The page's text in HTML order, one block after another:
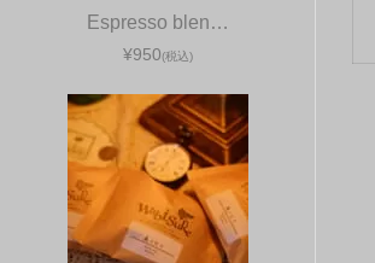
Espresso blen…
¥950(税込)